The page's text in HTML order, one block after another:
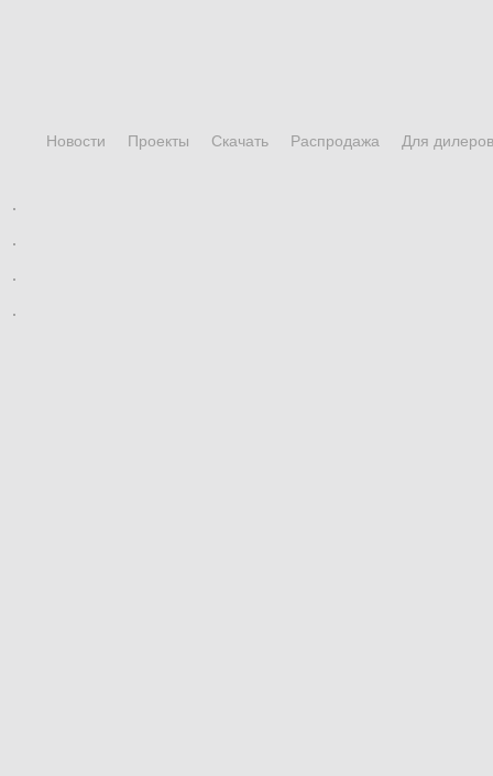
Новости Проекты Скачать Распродажа Для дилеров